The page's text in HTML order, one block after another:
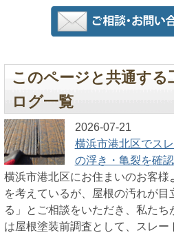
このページと共通する
ログ一覧
2026-07-21
横浜市港北区でス
の浮き・亀裂を確認
横浜市港北区にお住まいのお客様
を考えているが、屋根の汚れが
る」とご相談をいただき、私たち
は屋根塗装前調査として、スレ